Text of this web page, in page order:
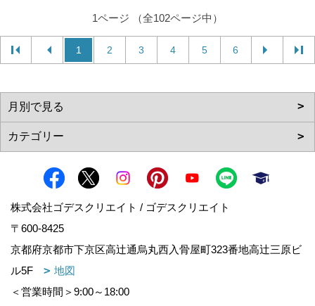
1ページ （全102ページ中）
1 2 3 4 5 6
株式会社ゴデスクリエイト / ゴデスクリエイト
〒600-8425
京都府京都市下京区高辻通烏丸西入骨屋町323番地高辻三原ビ
ル5F
地図
＜営業時間＞9:00～18:00